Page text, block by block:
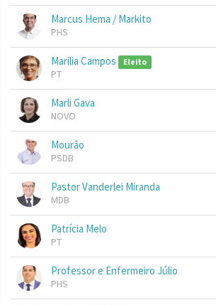
Marcus Hema / Markito
PHS
Marilia Campos Eleito
PT
Marli Gava
NOVO
Mourão
PSDB
Pastor Vanderlei Miranda
MDB
Patrícia Melo
PT
Professor e Enfermeiro Júlio
PHS